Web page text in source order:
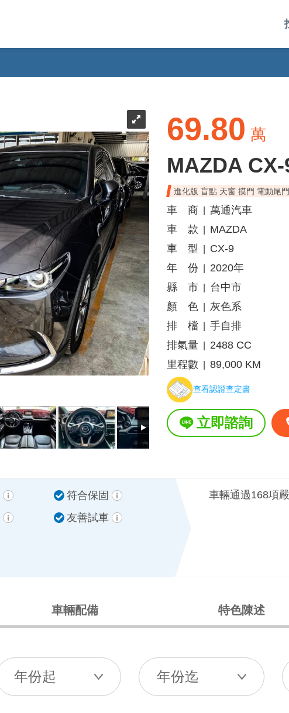
69.80 萬
MAZDA CX-
進化版 盲點 天窗 摸門 電動尾
車 商
萬通汽車
車 款
MAZDA
車 型
CX-9
年 份
2020年
縣 市
台中市
顏 色
灰色系
排 檔
手自排
排氣量
2488 CC
里程數
89,000 KM
查看認證查定書
立即諮詢
符合保固
友善試車
車輛通過168項
車輛配備 特色陳述